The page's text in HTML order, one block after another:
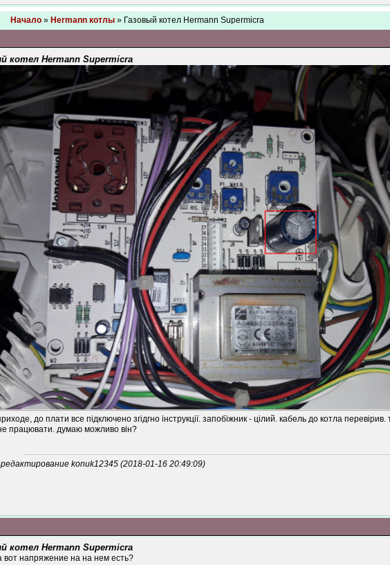
Начало » Hermann котлы » Газовый котел Hermann Supermicra
котел Hermann Supermicra
до плати все підключено згідгно інструкції. запобіжник - цілий. кабель до котла
працювати. думаю можливо він?
konuk12345 (2018-01-16 20:49:09)
котел Hermann Supermicra
вот напряжение на на нем есть?